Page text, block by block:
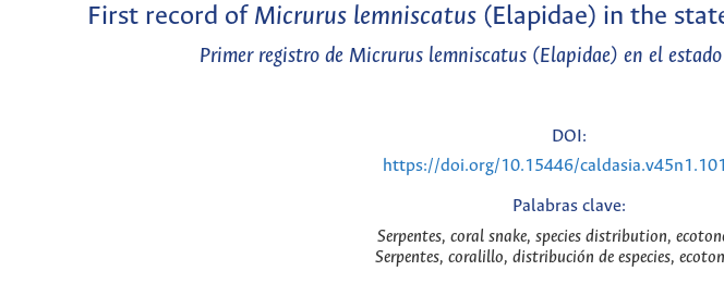
First record of Micrurus lemniscatus (Elapidae) in the
Primer registro de Micrurus lemniscatus(Elapidae) en el
DOI:
https://doi.org/10.15446/
Palabras clave:
Serpentes, coral snake, species distribution,
Serpentes, coralillo, distribución de especies,